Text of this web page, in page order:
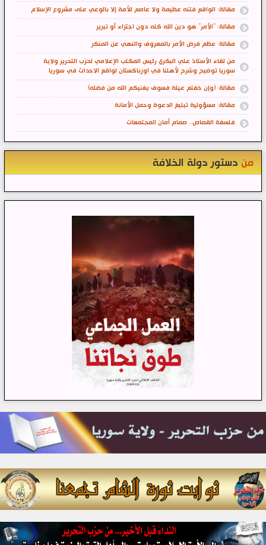
مقالة: الواقع فتنه عظيمة ولا عاصم للأمة إلا بالوعي على مشروع الإسلام
مقالة: "الأمر" هو دين الله كله دون اجتزاء أو تبرير
مقالة: عِظم فرض الأمر بالمعروف والنهي عن المنكر
من لقاء الأستاذ علي البكري رئيس المكتب الإعلامي لحزب التحرير ولاية
سوريا توضيح وشرح لأهلنا في اوزباكستان لواقع الاحداث في سوريا
مقالة: (وإن خفتم عيلة فسوف يغنيكم الله من فضله)
مقالة: مسؤولية تبليغ الدعوة وحمل الأمانة
فلسفة القصاص.. صمام أمان المجتمعات
من دستور دولة الخلافة